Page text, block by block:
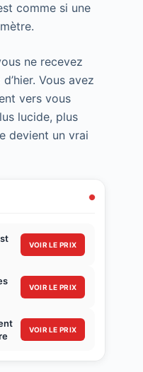
comme si une
ne recevez
Vous avez
vers vous
lucide, plus
devient un vrai
VOIR LE PRIX
VOIR LE PRIX
VOIR LE PRIX